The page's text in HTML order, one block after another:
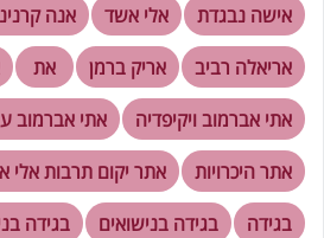
אישה נבגדת
אלי אשד אנה
אריאלה רביב
אריק ברמן את
אתי אברמוב ויקיפדיה
אתי אברמוב
אתר היכרויות
אתר יקום תרבות אלי
בגידה
בגידה בנישואים בגידה